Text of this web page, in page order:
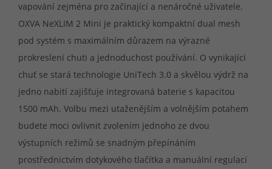
vapování zejména pro začínající a nenáročné uživatele.
OXVA NeXLIM 2 Mini je praktický kompaktní dual mesh
pod systém s maximálním důrazem na výrazné
prokreslení chuti a jednoduchost používání. O vynikající
chuť se stará technologie UniTech 3.0 a skvělou výdrž na
jedno nabití zajišťuje integrovaná baterie s kapacitou
1500 mAh. Volbu mezi utaženějším a volnějším potahem
budete moci ovlivnit zvolením jednoho ze dvou
výstupních režimů se snadným přepínáním
prostřednictvím dotykového tlačítka a manuální regulací